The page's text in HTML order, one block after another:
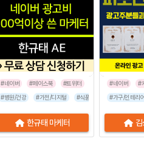
#인스타그램
#틱톡
#공공기관 #교육/취업 #금융/보험 #이벤트/행사
#네이버 #페이스북
#트위터
#병원/건강
#가전/디지털 #식품/음료 #프랜차이즈
한규태 마케터
#네이버
#
#가구/인테리